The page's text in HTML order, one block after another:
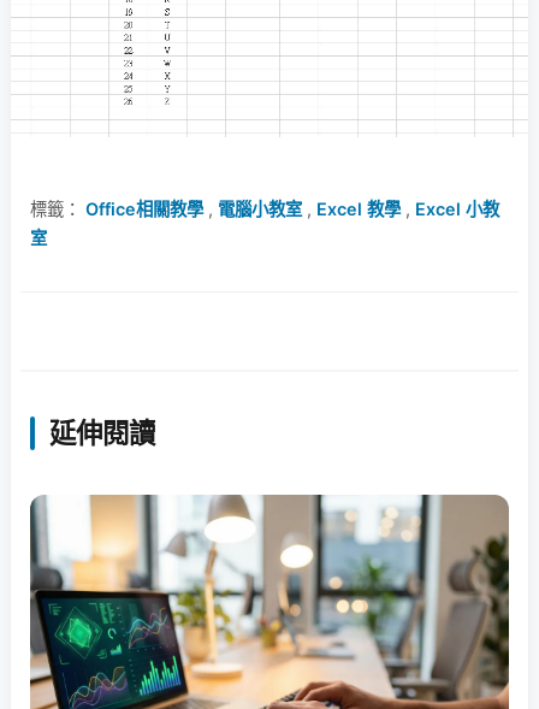
標籤： Office相關教學, 電腦小教室 , Excel 教學, Excel 小教
室
延伸閱讀